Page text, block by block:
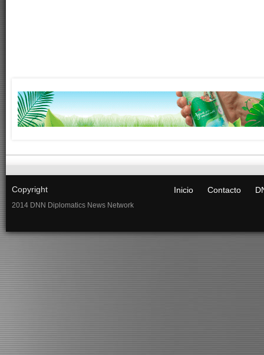
Copyright
2014 DNN Diplomatics News Network
Inicio Contacto